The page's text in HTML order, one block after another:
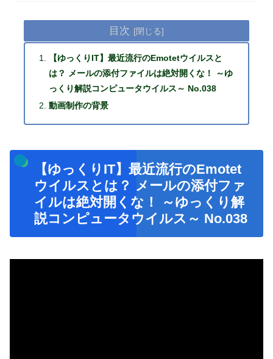
目次
【ゆっくりIT】最近流行のEmotetウイルスと
は？ メールの添付ファイルは絶対開くな！ ～ゆ
っくり解説コンピュータウイルス～ No.038
動画制作の背景
【ゆっくりIT】最近流行のEmotet
ウイルスとは？ メールの添付ファ
イルは絶対開くな！ ～ゆっくり解
説コンピュータウイルス～ No.038